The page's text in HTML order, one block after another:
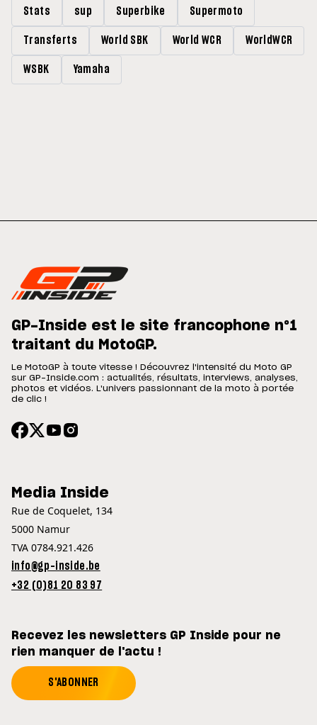
Stats sup Superbike Supermoto
Transferts World SBK World WCR WorldWCR
WSBK Yamaha
GP-Inside est le site francophone n°1
traitant du MotoGP.
Le MotoGP à toute vitesse ! Découvrez l'intensité du Moto GP
sur GP-Inside.com : actualités, résultats, interviews, analyses,
photos et vidéos. L'univers passionnant de la moto à portée
de clic !
Media Inside
Rue de Coquelet, 134
5000 Namur
TVA 0784.921.426
info@gp-inside.be
+32 (0)81 20 83 97
Recevez les newsletters GP Inside pour ne
rien manquer de l'actu !
S'ABONNER